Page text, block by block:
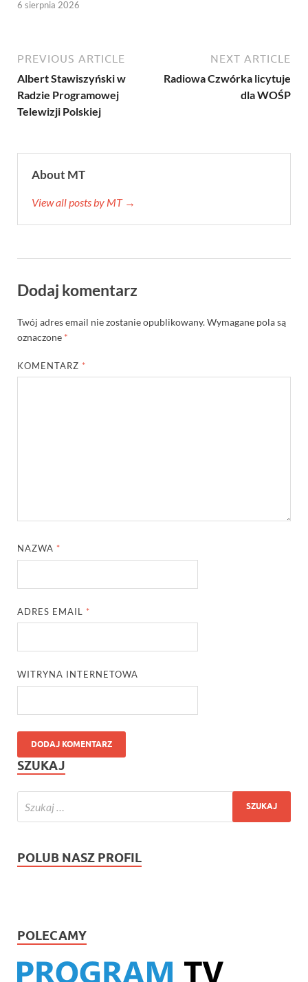
6 sierpnia 2026
PREVIOUS ARTICLE
Albert Stawiszyński w
Radzie Programowej
Telewizji Polskiej
NEXT ARTICLE
Radiowa Czwórka licytuje
dla WOŚP
About MT
View all posts by MT →
Dodaj komentarz
Twój adres email nie zostanie opublikowany.Wymagane pola są
oznaczone *
KOMENTARZ *
NAZWA *
ADRES EMAIL *
WITRYNA INTERNETOWA
SZUKAJ
POLUB NASZ PROFIL
POLECAMY